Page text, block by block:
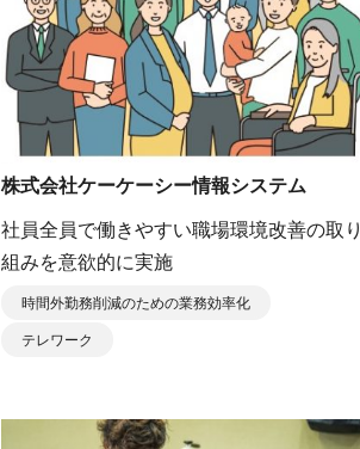
株式会社ケーケーシー情報システム
社員全員で働きやすい職場環境改善の取り
組みを意欲的に実施
時間外勤務削減のための業務効率化
テレワーク